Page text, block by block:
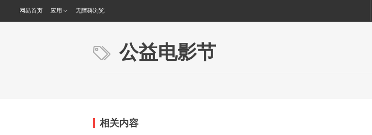
网易首页 应用 无障碍浏览
公益电影节
相关内容